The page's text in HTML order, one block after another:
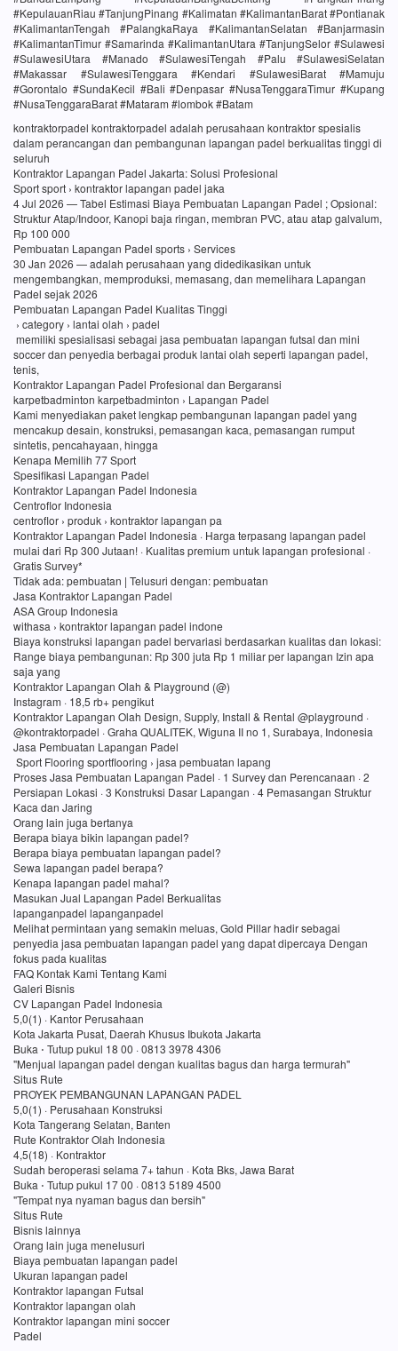
#KepulauanRiau #TanjungPinang #Kalimatan #KalimantanBarat #Pontianak
#KalimantanTengah #PalangkaRaya #KalimantanSelatan #Banjarmasin
#KalimantanTimur #Samarinda #KalimantanUtara #TanjungSelor #Sulawesi
#SulawesiUtara #Manado #SulawesiTengah #Palu #SulawesiSelatan
#Makassar #SulawesiTenggara #Kendari #SulawesiBarat #Mamuju
#Gorontalo #SundaKecil #Bali #Denpasar #NusaTenggaraTimur #Kupang
#NusaTenggaraBarat #Mataram #lombok #Batam
kontraktorpadel kontraktorpadel adalah perusahaan kontraktor spesialis
dalam perancangan dan pembangunan lapangan padel berkualitas tinggi di
seluruh
Kontraktor Lapangan Padel Jakarta: Solusi Profesional
Sport sport › kontraktor lapangan padel jaka
4 Jul 2026 — Tabel Estimasi Biaya Pembuatan Lapangan Padel ; Opsional:
Struktur Atap/Indoor, Kanopi baja ringan, membran PVC, atau atap galvalum,
Rp 100 000
Pembuatan Lapangan Padel sports › Services
30 Jan 2026 — adalah perusahaan yang didedikasikan untuk
mengembangkan, memproduksi, memasang, dan memelihara Lapangan
Padel sejak 2026
Pembuatan Lapangan Padel Kualitas Tinggi
› category › lantai olah › padel
memiliki spesialisasi sebagai jasa pembuatan lapangan futsal dan mini
soccer dan penyedia berbagai produk lantai olah seperti lapangan padel,
tenis,
Kontraktor Lapangan Padel Profesional dan Bergaransi
karpetbadminton karpetbadminton › Lapangan Padel
Kami menyediakan paket lengkap pembangunan lapangan padel yang
mencakup desain, konstruksi, pemasangan kaca, pemasangan rumput
sintetis, pencahayaan, hingga
Kenapa Memilih 77 Sport
Spesifikasi Lapangan Padel
Kontraktor Lapangan Padel Indonesia
Centroflor Indonesia
centroflor › produk › kontraktor lapangan pa
Kontraktor Lapangan Padel Indonesia · Harga terpasang lapangan padel
mulai dari Rp 300 Jutaan! · Kualitas premium untuk lapangan profesional ·
Gratis Survey*
Tidak ada: pembuatan ‎| Telusuri dengan: pembuatan
Jasa Kontraktor Lapangan Padel
ASA Group Indonesia
withasa › kontraktor lapangan padel indone
Biaya konstruksi lapangan padel bervariasi berdasarkan kualitas dan lokasi:
Range biaya pembangunan: Rp 300 juta Rp 1 miliar per lapangan Izin apa
saja yang
Kontraktor Lapangan Olah & Playground (@)
Instagram · 18,5 rb+ pengikut
Kontraktor Lapangan Olah Design, Supply, Install & Rental @playground ·
@kontraktorpadel · Graha QUALITEK, Wiguna II no 1, Surabaya, Indonesia
Jasa Pembuatan Lapangan Padel
Sport Flooring sportflooring › jasa pembuatan lapang
Proses Jasa Pembuatan Lapangan Padel · 1 Survey dan Perencanaan · 2
Persiapan Lokasi · 3 Konstruksi Dasar Lapangan · 4 Pemasangan Struktur
Kaca dan Jaring
Orang lain juga bertanya
Berapa biaya bikin lapangan padel?
Berapa biaya pembuatan lapangan padel?
Sewa lapangan padel berapa?
Kenapa lapangan padel mahal?
Masukan Jual Lapangan Padel Berkualitas
lapanganpadel lapanganpadel
Melihat permintaan yang semakin meluas, Gold Pillar hadir sebagai
penyedia jasa pembuatan lapangan padel yang dapat dipercaya Dengan
fokus pada kualitas
FAQ Kontak Kami Tentang Kami
Galeri Bisnis
CV Lapangan Padel Indonesia
5,0(1) · Kantor Perusahaan
Kota Jakarta Pusat, Daerah Khusus Ibukota Jakarta
Buka ⋅ Tutup pukul 18 00 · 0813 3978 4306
"Menjual lapangan padel dengan kualitas bagus dan harga termurah"
Situs Rute
PROYEK PEMBANGUNAN LAPANGAN PADEL
5,0(1) · Perusahaan Konstruksi
Kota Tangerang Selatan, Banten
Rute Kontraktor Olah Indonesia
4,5(18) · Kontraktor
Sudah beroperasi selama 7+ tahun · Kota Bks, Jawa Barat
Buka ⋅ Tutup pukul 17 00 · 0813 5189 4500
"Tempat nya nyaman bagus dan bersih"
Situs Rute
Bisnis lainnya
Orang lain juga menelusuri
Biaya pembuatan lapangan padel
Ukuran lapangan padel
Kontraktor lapangan Futsal
Kontraktor lapangan olah
Kontraktor lapangan mini soccer
Padel